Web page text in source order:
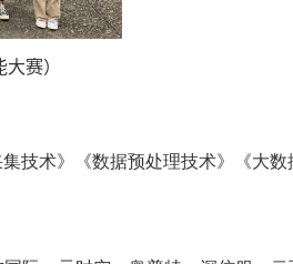
大赛）
技术》《数据预处理技术》《大